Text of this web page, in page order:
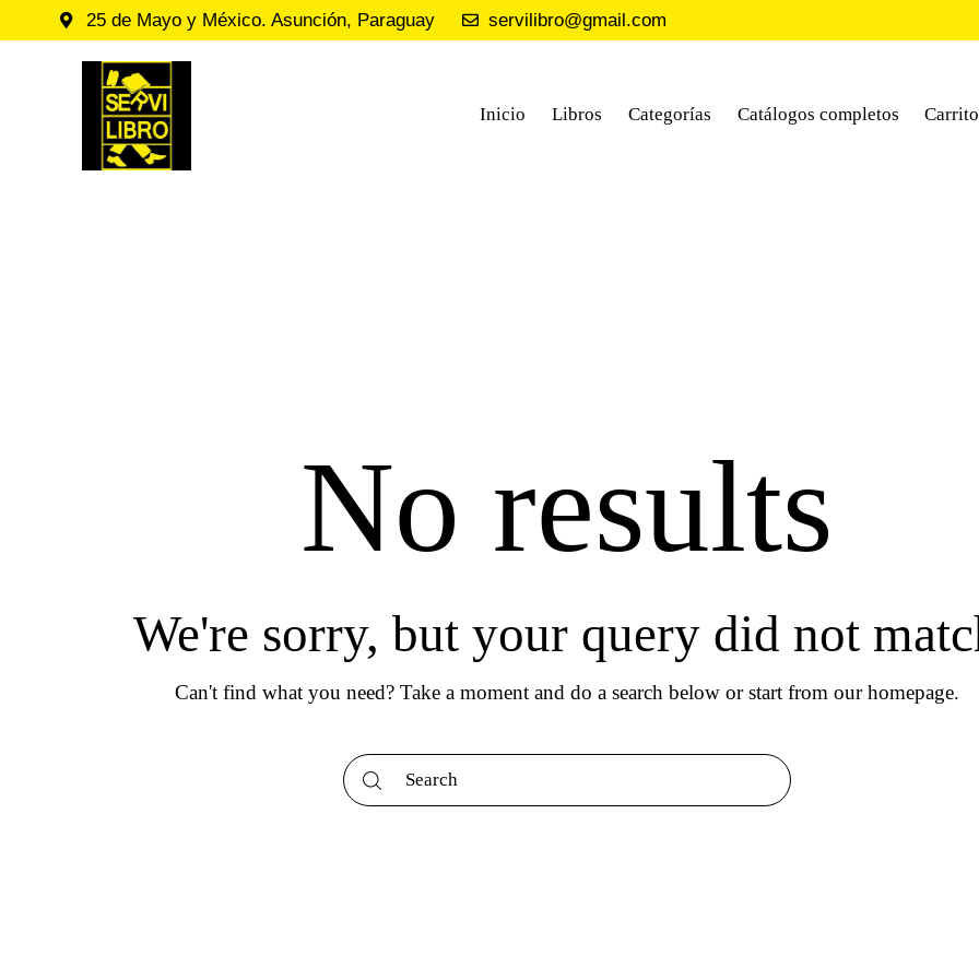
25 de Mayo y México. Asunción, Paraguay servilibro@gmail.com
Inicio Libros Categorías Catálogos completos Carrito
No results
We're sorry, but your query did not
Can't find what you need? Take a moment and do a search below or start from our homepage.